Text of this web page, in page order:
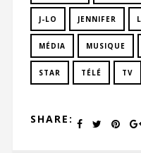
J-LO JENNIFER
MÉDIA MUSIQUE
STAR TÉLÉ TV
SHARE: